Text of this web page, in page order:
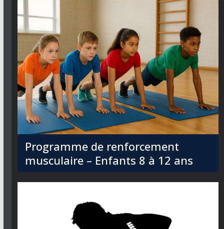
Programme de renforcement
musculaire – Enfants 8 à 12 ans